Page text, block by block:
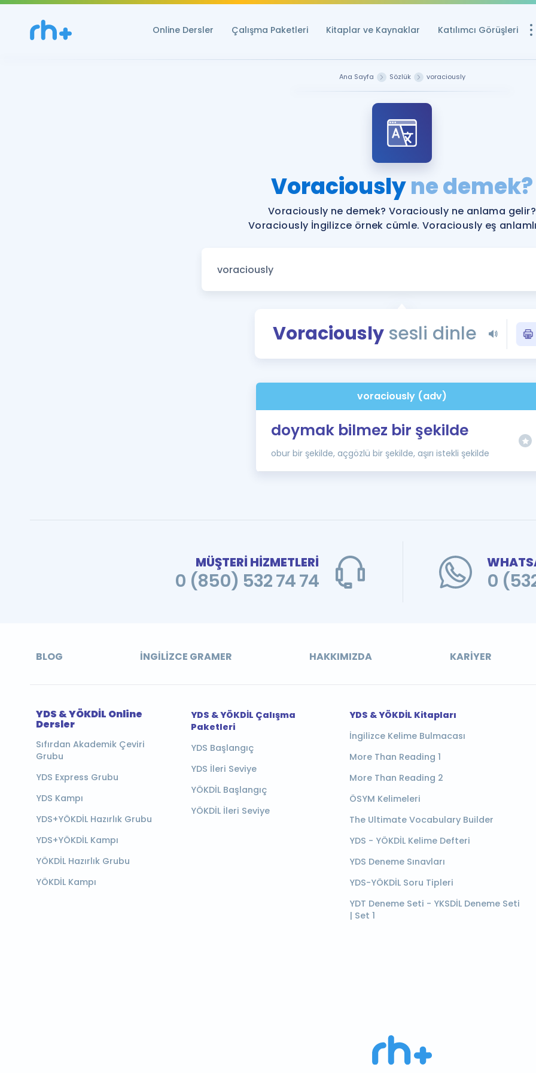
Online Dersler Çalışma Paketleri Kitaplar ve Kaynaklar Katılımcı Görüşleri
Ücretsiz
YDS ve YÖKDİL
YDS ve YÖKDİL'e
Tüm ÖSYM
Blog
YDS - YÖKDİL
İngilizce
Ana Sayfa Sözlük voraciously
Voraciouslyne demek?
Voraciously ne demek? Voraciously ne anlama gelir?
Voraciously İngilizce örnek cümle. Voraciously eş
Voraciouslysesli dinle
voraciously (adv)
doymak bilmez bir şekilde
obur bir şekilde, açgözlü bir şekilde, aşırı istekli şekilde
MÜŞTERİ HİZMETLERİ
0 (850) 532 74 74 0
BLOG İNGILIZCE GRAMER HAKKIMIZDA KARIYER
YDS & YÖKDİL Online
Dersler
Sıfırdan Akademik Çeviri
Grubu
YDS Express Grubu
YDS Kampı
YDS+YÖKDİL Hazırlık Grubu
YDS+YÖKDİL Kampı
YÖKDİL Hazırlık Grubu
YÖKDİL Kampı
YDS & YÖKDİL Çalışma
Paketleri
YDS Başlangıç
YDS İleri Seviye
YÖKDİL Başlangıç
YÖKDİL İleri Seviye
YDS & YÖKDİL Kitapları
İngilizce Kelime Bulmacası
More Than Reading 1
More Than Reading 2
ÖSYM Kelimeleri
The Ultimate Vocabulary Builder
YDS - YÖKDİL Kelime Defteri
YDS Deneme Sınavları
YDS-YÖKDİL Soru Tipleri
YDT Deneme Seti - YKSDİL Deneme Seti
| Set 1